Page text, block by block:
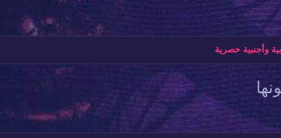
وأجنبية حصرية